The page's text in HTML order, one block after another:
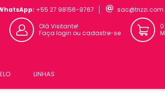
+55 27 98156-9767
Olá Visitante!
Faça login ou cadastre-se
0
LINHAS